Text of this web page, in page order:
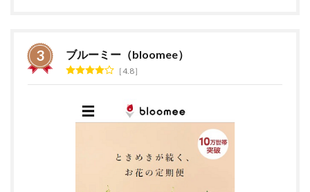
ブルーミー（bloomee）
4.8